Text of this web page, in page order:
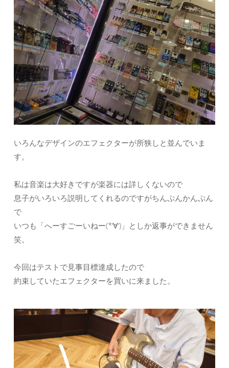
いろんなデザインのエフェクターが所狭しと並んでいま
す。
私は音楽は大好きですが楽器には詳しくないので
息子がいろいろ説明してくれるのですがちんぷんかんぷん
で
いつも「へーすごーいねー(*‘∀‘)」としか返事ができません
笑。
今回はテストで見事目標達成したので
約束していたエフェクターを買いに来ました。